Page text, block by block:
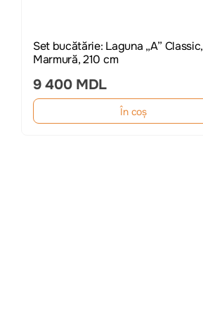
Set bucătărie: Laguna „A” Classic,
Marmură, 210 cm
9 400 MDL
În coș